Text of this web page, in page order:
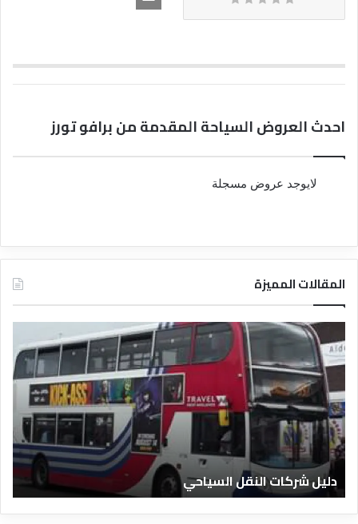
احدث العروض السياحة المقدمة من برافو تورز
لايوجد عروض مسجلة
المقالات المميزة
ل
ي
ش
ر
ك
ا
ت
ل
ن
دليل شركات النقل السياحي
ا